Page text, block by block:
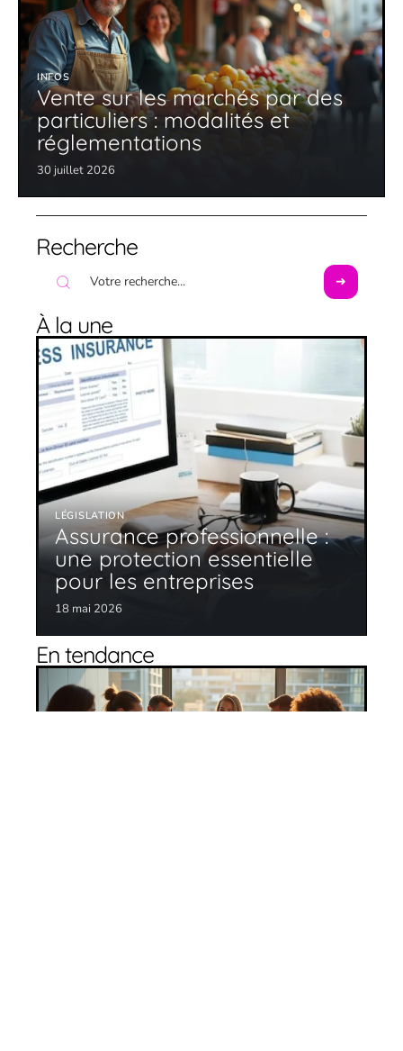
INFOS
Vente sur les marchés par des
particuliers : modalités et
réglementations
30 juillet 2026
Recherche
À la une
LÉGISLATION
Assurance professionnelle :
une protection essentielle
pour les entreprises
18 mai 2026
En tendance